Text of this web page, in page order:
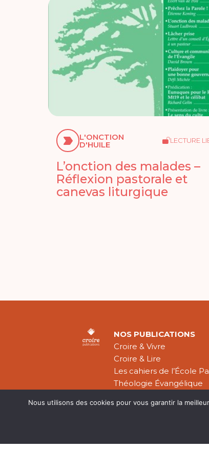
L'ONCTION
D'HUILE LECTURE
L’onction des malades –
Réflexion pastorale et
canevas liturgique
NOS PUBLICATIONS
Croire & Vivre
Croire & Lire
Les cahiers de l’École
Théologie Évangélique
CGV
Nous utilisons des cookies pour vous garantir la